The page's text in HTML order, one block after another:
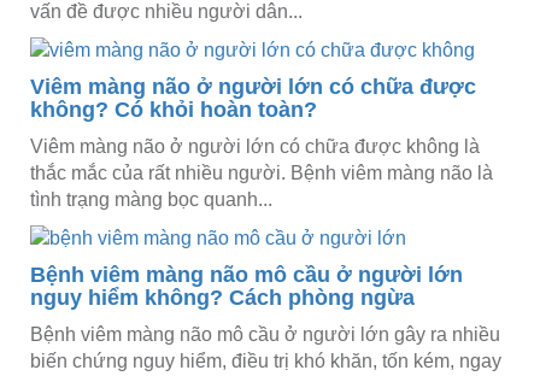
vấn đề được nhiều người dân...
Viêm màng não ở người lớn có chữa được
không? Có khỏi hoàn toàn?
Viêm màng não ở người lớn có chữa được không là
thắc mắc của rất nhiều người. Bệnh viêm màng não là
tình trạng màng bọc quanh...
Bệnh viêm màng não mô cầu ở người lớn
nguy hiểm không? Cách phòng ngừa
Bệnh viêm màng não mô cầu ở người lớn gây ra nhiều
biến chứng nguy hiểm, điều trị khó khăn, tốn kém, ngay